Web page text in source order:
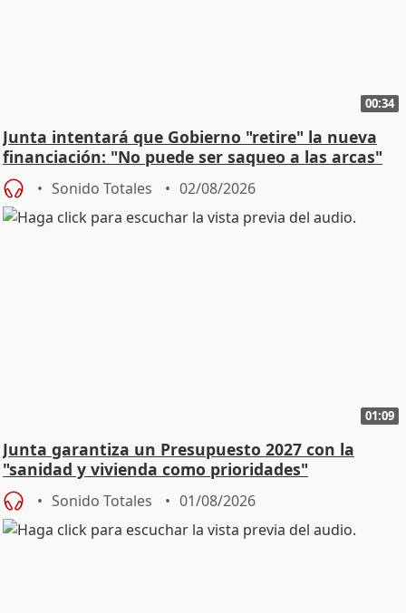
00:34
Junta intentará que Gobierno "retire" la nueva
financiación: "No puede ser saqueo a las arcas"
Sonido Totales 02/08/2026
01:09
Junta garantiza un Presupuesto 2027 con la
"sanidad y vivienda como prioridades"
Sonido Totales 01/08/2026